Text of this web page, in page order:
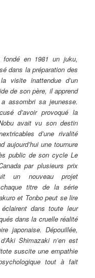
fondé en 1981 un juku,
dans la préparation des
visite inattendue d’un
de son père, il apprend
assombri sa jeunesse.
d’avoir provoqué la
avait vu son destin
d’une rivalité
aujourd’hui une tournure
public de son cycle Le
par plusieurs prix
un nouveau projet
titre de la série
et Tonbo peut se lire
dans toute leur
dans la cruelle réalité
japonaise. Dépouillée,
Shimazaki n’en est
suscite une empathie
tout à fait